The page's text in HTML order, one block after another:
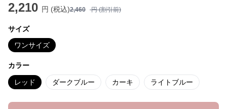
2,210 円 (税込)2,460 円 (割引前)
サイズ
ワンサイズ
カラー
レッド ダークブルー カーキ ライトブルー